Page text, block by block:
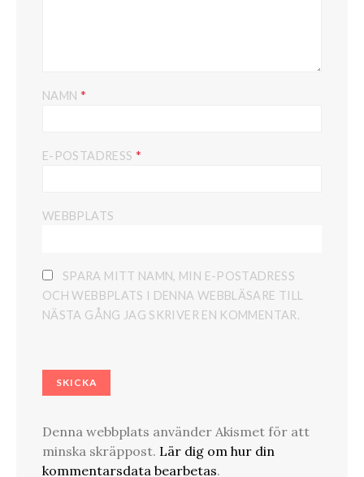
NAMN *
E-POSTADRESS *
WEBBPLATS
SPARA MITT NAMN, MIN E-POSTADRESS
OCH WEBBPLATS I DENNA WEBBLÄSARE TILL
NÄSTA GÅNG JAG SKRIVER EN KOMMENTAR.
Denna webbplats använder Akismet för att
minska skräppost. Lär dig om hur din
kommentarsdata bearbetas.